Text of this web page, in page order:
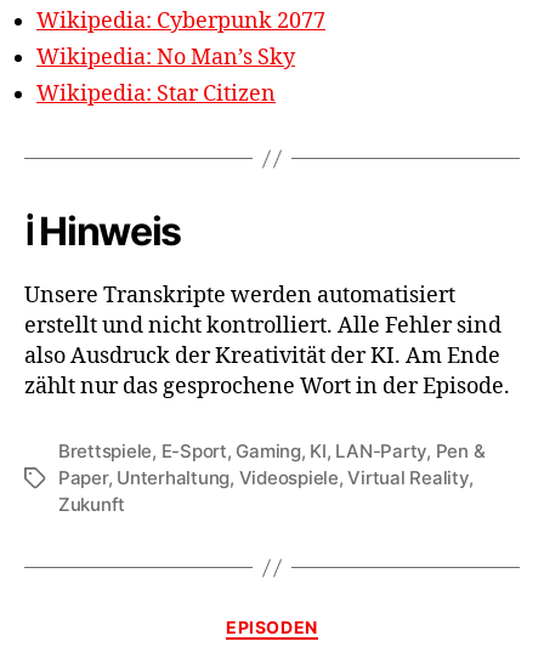
Wikipedia: Cyberpunk 2077
Wikipedia: No Man’s Sky
Wikipedia: Star Citizen
ℹ️ Hinweis
Unsere Transkripte werden automatisiert
erstellt und nicht kontrolliert. Alle Fehler sind
also Ausdruck der Kreativität der KI. Am Ende
zählt nur das gesprochene Wort in der Episode.
Schlagwörter
Brettspiele, E-Sport, Gaming, KI, LAN-Party, Pen &
Paper, Unterhaltung, Videospiele,Virtual Reality,
Zukunft
Kategorien
EPISODEN